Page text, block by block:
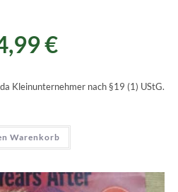
€
Kleinunternehmer nach §19 (1) UStG.
Warenkorb